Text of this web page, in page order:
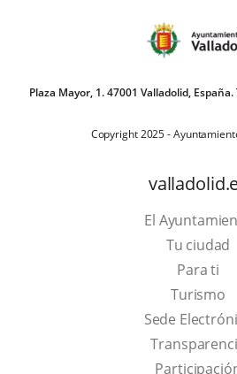
Plaza Mayor, 1. 47001 Valladolid,
Copyright 2025 -
El
Tu ciudad
Para ti
Turismo
Sede